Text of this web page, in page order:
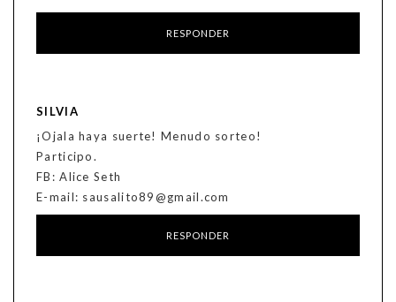
RESPONDER
SILVIA
¡Ojala haya suerte! Menudo sorteo!
Participo.
FB: Alice Seth
E-mail: sausalito89@gmail.com
RESPONDER